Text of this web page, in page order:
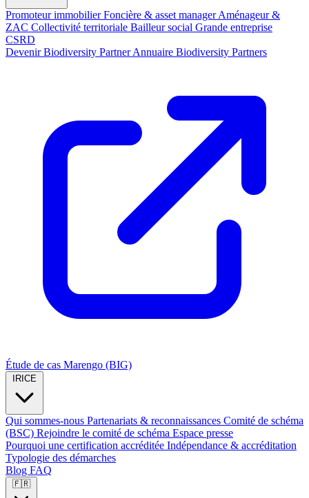
Promoteur immobilierFoncière & asset managerAménageur &
ZAC Collectivité territoriale Bailleur social Grande entreprise
CSRD
Devenir Biodiversity PartnerAnnuaire Biodiversity Partners
Étude de cas Marengo (BIG)
IRICE
Qui sommes-nous Partenariats & reconnaissances Comité de schéma
(BSC) Rejoindre le comité de schéma Espace presse
Pourquoi une certification accréditée Indépendance & accréditation
Typologie des démarches
Blog FAQ
🇫🇷